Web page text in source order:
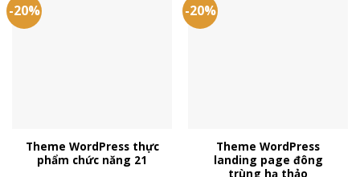
-20%
Theme WordPress thực
phẩm chức năng 21
-20%
Theme WordPress
landing page đông
trùng hạ thảo